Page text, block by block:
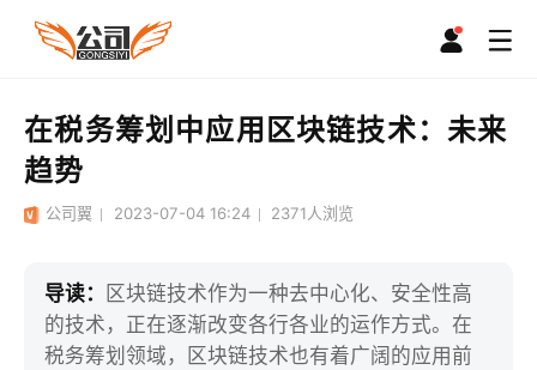
在税务筹划中应用区块链技术：未来
趋势
公司翼 2023-07-04 16:24 2371人浏览
导读：
区块链技术作为一种去中心化、安全性高
的技术，正在逐渐改变各行各业的运作方式。在
税务筹划领域，区块链技术也有着广阔的应用前